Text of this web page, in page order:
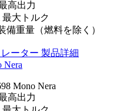
高出力
最大トルク
備重量（燃料を除く）
ーター 製品詳細
Nera
Mono Nera
高出力